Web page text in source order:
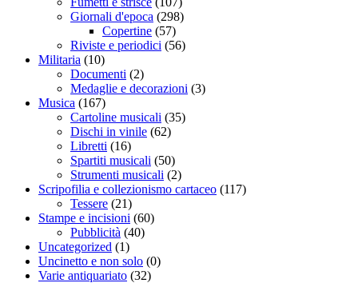
Giornali d'epoca (298)
Copertine (57)
Riviste e periodici (56)
Militaria (10)
Documenti (2)
Medaglie e decorazioni (3)
Musica (167)
Cartoline musicali (35)
Dischi in vinile (62)
Libretti (16)
Spartiti musicali (50)
Strumenti musicali (2)
Scripofilia e collezionismo cartaceo (117)
Tessere (21)
Stampe e incisioni (60)
Pubblicità (40)
Uncategorized (1)
Uncinetto e non solo (0)
Varie antiquariato (32)